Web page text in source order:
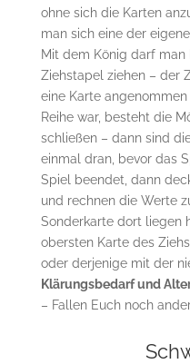
ohne sich die Karten
man sich eine der
Mit dem König darf man
Ziehstapel ziehen – der
eine Karte
Reihe war, besteht die
schließen – dann sind
einmal dran, bevor das
Spiel beendet, dann
und rechnen die Werte
Sonderkarte dort liegen
obersten Karte des
oder derjenige mit der
Klärungsbedarf und
– Fallen Euch noch